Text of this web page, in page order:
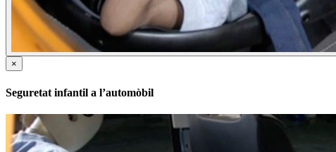
×
Seguretat infantil a l’automòbil